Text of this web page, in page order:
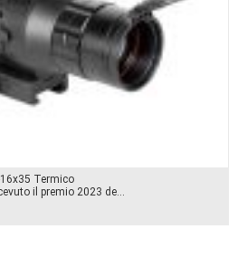
Termico
il premio 2023 de...